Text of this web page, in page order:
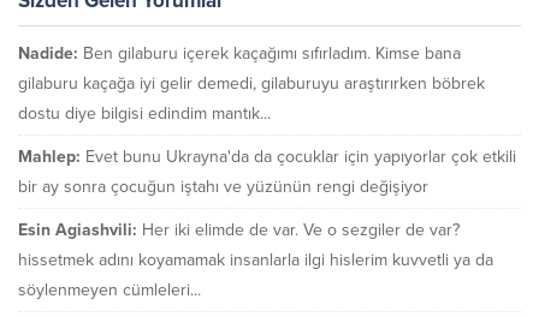
Nadide: Ben gilaburu içerek kaçağımı sıfırladım. Kimse bana
gilaburu kaçağa iyi gelir demedi, gilaburuyu araştırırken böbrek
dostu diye bilgisi edindim mantık...
Mahlep: Evet bunu Ukrayna'da da çocuklar için yapıyorlar çok etkili
bir ay sonra çocuğun iştahı ve yüzünün rengi değişiyor
Esin Agiashvili: Her iki elimde de var. Ve o sezgiler de var?
hissetmek adını koyamamak insanlarla ilgi hislerim kuvvetli ya da
söylenmeyen cümleleri...